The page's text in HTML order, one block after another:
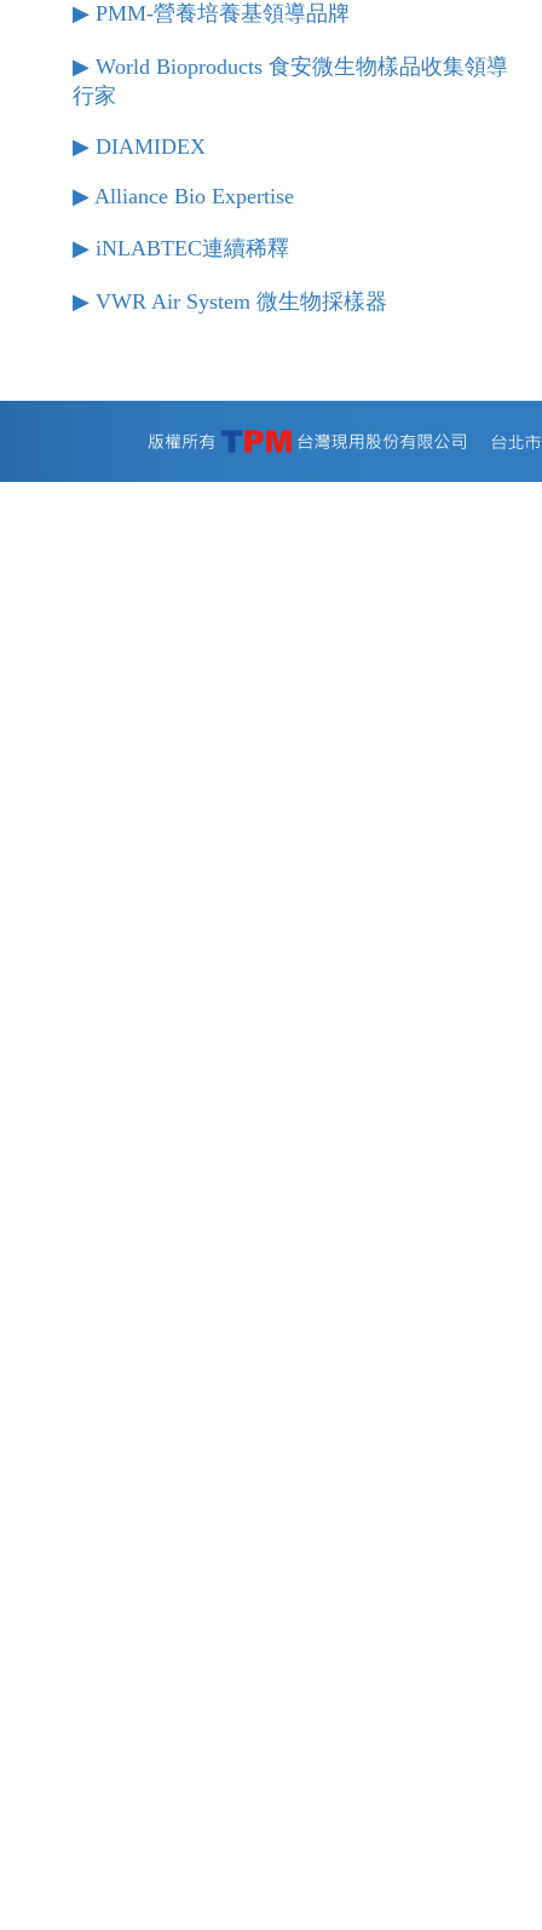
▶︎ PMM-營養培養基領導品牌
▶︎ World Bioproducts 食安微生物樣品收集領導
行家
▶︎ DIAMIDEX
▶︎ Alliance Bio Expertise
▶︎ iNLABTEC連續稀釋
▶︎ VWR Air System 微生物採樣器